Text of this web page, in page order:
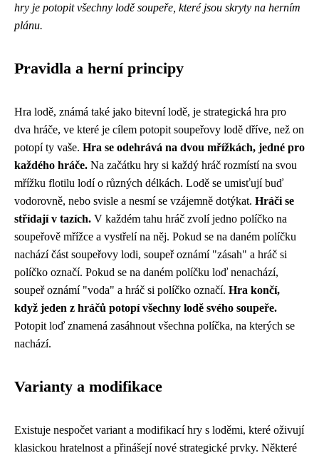
hry je potopit všechny lodě soupeře, které jsou skryty na herním
plánu.
Pravidla a herní principy
Hra lodě, známá také jako bitevní lodě, je strategická hra pro
dva hráče, ve které je cílem potopit soupeřovy lodě dříve, než on
potopí ty vaše. Hra se odehrává na dvou mřížkách, jedné pro
každého hráče. Na začátku hry si každý hráč rozmístí na svou
mřížku flotilu lodí o různých délkách. Lodě se umisťují buď
vodorovně, nebo svisle a nesmí se vzájemně dotýkat. Hráči se
střídají v tazích. V každém tahu hráč zvolí jedno políčko na
soupeřově mřížce a vystřelí na něj. Pokud se na daném políčku
nachází část soupeřovy lodi, soupeř oznámí "zásah" a hráč si
políčko označí. Pokud se na daném políčku loď nenachází,
soupeř oznámí "voda" a hráč si políčko označí. Hra končí,
když jeden z hráčů potopí všechny lodě svého soupeře.
Potopit loď znamená zasáhnout všechna políčka, na kterých se
nachází.
Varianty a modifikace
Existuje nespočet variant a modifikací hry s loděmi, které oživují
klasickou hratelnost a přinášejí nové strategické prvky. Některé